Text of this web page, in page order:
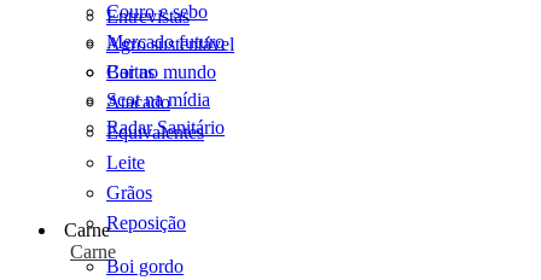
Entrevistas
Agro sustentável
Cartas
Scot na mídia
Radar Sanitário
Couro e sebo
Mercado futuro
Boi no mundo
Atacado
Equivalentes
Leite
Grãos
Reposição
Carne
Carne
Boi gordo